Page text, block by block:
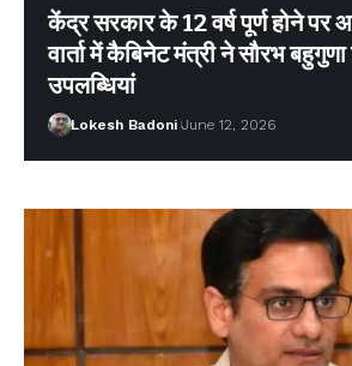
केंद्र सरकार के 12 वर्ष पूर्ण होने पर
वार्ता में कैबिनेट मंत्री ने सौरभ बहुगुणा
उपलब्धियां
Lokesh Badoni June 12, 2026